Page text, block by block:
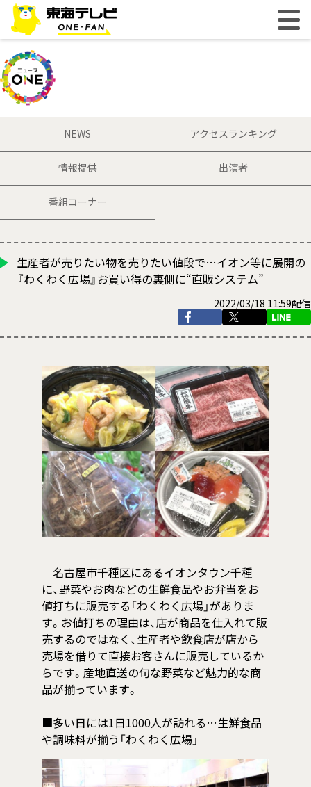
NEWS アクセスランキング
情報提供 出演者
番組コーナー
生産者が売りたい物を売りたい値段で…イオン等に展開の
『わくわく広場』お買い得の裏側に“直販システム”
2022/03/18 11:59配信
名古屋市千種区にあるイオンタウン千種
に、野菜やお肉などの生鮮食品やお弁当をお
値打ちに販売する「わくわく広場」がありま
す。お値打ちの理由は、店が商品を仕入れて販
売するのではなく、生産者や飲食店が店から
売場を借りて直接お客さんに販売しているか
らです。産地直送の旬な野菜など魅力的な商
品が揃っています。
■多い日には1日1000人が訪れる…生鮮食品
や調味料が揃う「わくわく広場」